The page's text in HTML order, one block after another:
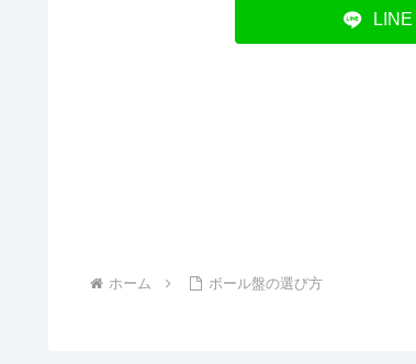
LINE
ホーム ボール盤の選び方